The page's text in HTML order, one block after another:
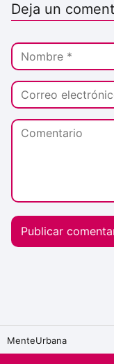
Deja un
MenteUrbana